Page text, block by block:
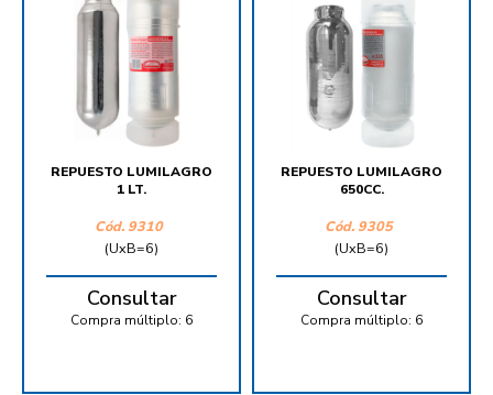
REPUESTO LUMILAGRO
1 LT.
Cód. 9310
(UxB=6)
Consultar
Compra múltiplo: 6
REPUESTO LUMILAGRO
650CC.
Cód. 9305
(UxB=6)
Consultar
Compra múltiplo: 6